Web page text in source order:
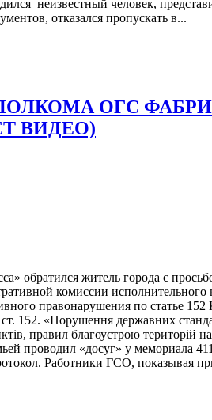
неизвестный человек,
отказался пропускать в...
ОГС
ВИДЕО)
обратился житель города с
комиссии исполнительного
правонарушения по статье
152. «Порушення державних
правил благоустрою територій
проводил «досуг» у мемориала
Работники ГСО, показывая